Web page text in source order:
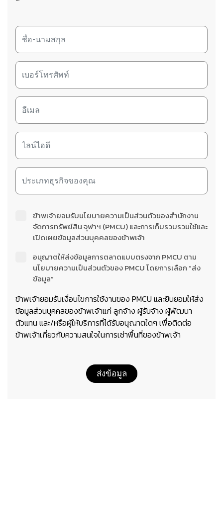
ข้าพเจ้ายอมรับนโยบายความเป็นส่วนตัวของสำนักงาน
จัดการทรัพย์สิน จุฬาฯ (PMCU) และการเก็บรวบรวมใช้และ
เปิดเผยข้อมูลส่วนบุคคลของข้าพเจ้า
อนุญาตให้ส่งข้อมูลการตลาดแบบตรงจาก PMCU ตาม
นโยบายความเป็นส่วนตัวของ PMCU โดยการเลือก “ส่ง
ข้อมูล”
ข้าพเจ้ายอมรับเงื่อนไขการใช้งานของ PMCU และยินยอมให้ส่ง
ข้อมูลส่วนบุคคลของข้าพเจ้าแก่ ลูกจ้าง ผู้รับจ้าง ผู้พัฒนา
ตัวแทน และ/หรือผู้ให้บริการที่ได้รับอนุญาตใดๆ เพื่อติดต่อ
ข้าพเจ้าเกี่ยวกับความสนใจในการเช่าพื้นที่ของข้าพเจ้า
ส่งข้อมูล